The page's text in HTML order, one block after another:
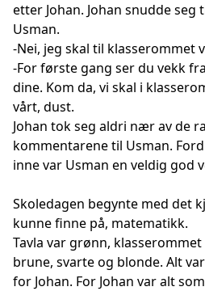
etter Johan. Johan snudde seg
Usman.
-Nei, jeg skal til klasserommet
-For første gang ser du vekk
dine. Kom da, vi skal i
vårt, dust.
Johan tok seg aldri nær av de
kommentarene til Usman.
inne var Usman en veldig god
Skoledagen begynte med det
kunne finne på, matematikk.
Tavla var grønn,
brune, svarte og blonde. Alt
for Johan. For Johan var alt